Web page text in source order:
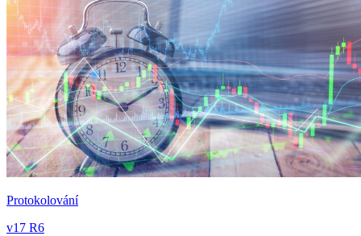
Protokolování
v17 R6